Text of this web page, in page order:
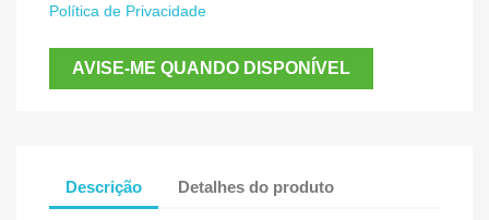
Política de Privacidade
AVISE-ME QUANDO DISPONÍVEL
Descrição Detalhes do produto